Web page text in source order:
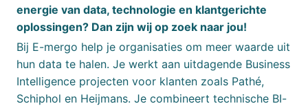
energie van data, technologie en klantgerichte
oplossingen? Dan zijn wij op zoek naar jou!
Bij E-mergo help je organisaties om meer waarde uit
hun data te halen. Je werkt aan uitdagende Business
Intelligence projecten voor klanten zoals Pathé,
Schiphol en Heijmans. Je combineert technische BI-